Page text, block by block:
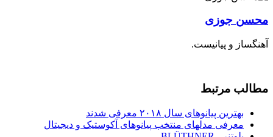
محسن جوزی
آهنگساز و پیانیست.
مطالب مرتبط
بهترین پیانوهای سال ۲۰۱۸ معرفی شدند
معرفی مدلهای منتخب پیانوهای آکوستیک و دیجیتال